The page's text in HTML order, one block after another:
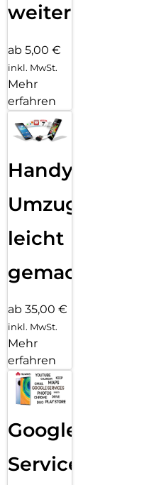
weiter
ab 5,00 €
inkl. MwSt.
Mehr
erfahren
Handy
Umzug
leicht
gemacht!
ab 35,00 €
inkl. MwSt.
Mehr
erfahren
Google
Services